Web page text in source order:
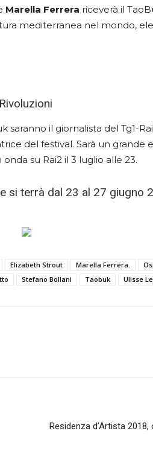
Marella Ferrera riceverà il
mediterranea nel mondo,
saranno il giornalista del Tg1-Rai
del festival. Sarà un grande
su Rai2 il 3 luglio alle 23.
si terrà dal 23 al 27 giugno
Elizabeth Strout Marella Ferrera.
Stefano Bollani Taobuk Ulisse
Residenza d’Artista